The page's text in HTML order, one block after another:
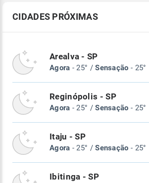
CIDADES PRÓXIMAS
Arealva - SP
Agora - 25° /Sensação - 25°
Reginópolis - SP
Agora - 25° /Sensação - 25°
Itaju - SP
Agora - 25° /Sensação - 25°
Ibitinga - SP